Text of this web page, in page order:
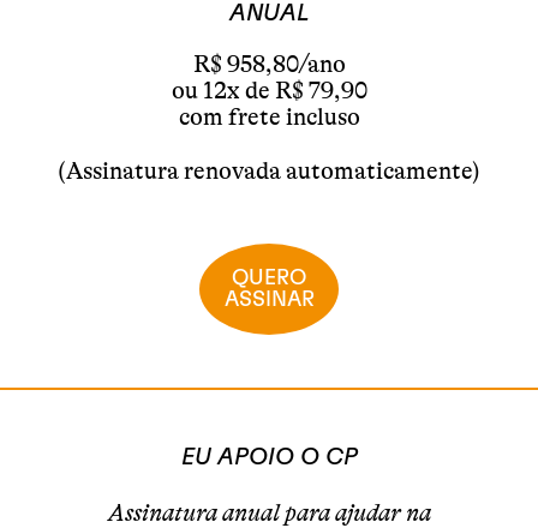
ANUAL
R$ 958,80/ano
ou 12x de R$ 79,90
com frete incluso
(Assinatura renovada automaticamente)
QUERO
ASSINAR
EU APOIO O CP
Assinatura anual para ajudar na